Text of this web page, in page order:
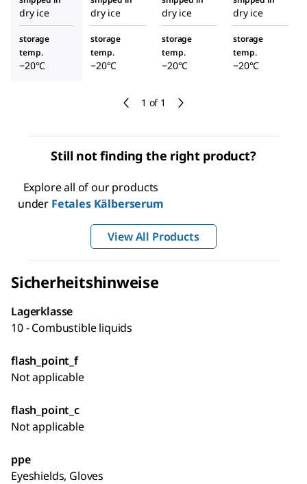
1 of 1
dry ice dry ice dry ice dry ice
storage
temp.
−20°C
storage
temp.
−20°C
storage
temp.
−20°C
storage
temp.
−20°C
Still not finding the right product?
Explore all of our products
under Fetales Kälberserum
View All Products
Sicherheitshinweise
Lagerklasse
10 - Combustible liquids
flash_point_f
Not applicable
flash_point_c
Not applicable
ppe
Eyeshields, Gloves